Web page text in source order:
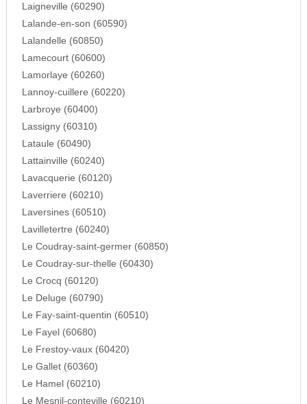
Laigneville (60290)
Lalande-en-son (60590)
Lalandelle (60850)
Lamecourt (60600)
Lamorlaye (60260)
Lannoy-cuillere (60220)
Larbroye (60400)
Lassigny (60310)
Lataule (60490)
Lattainville (60240)
Lavacquerie (60120)
Laverriere (60210)
Laversines (60510)
Lavilletertre (60240)
Le Coudray-saint-germer (60850)
Le Coudray-sur-thelle (60430)
Le Crocq (60120)
Le Deluge (60790)
Le Fay-saint-quentin (60510)
Le Fayel (60680)
Le Frestoy-vaux (60420)
Le Gallet (60360)
Le Hamel (60210)
Le Mesnil-conteville (60210)